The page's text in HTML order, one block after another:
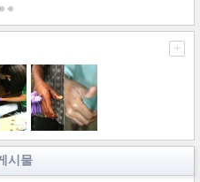
+
시물